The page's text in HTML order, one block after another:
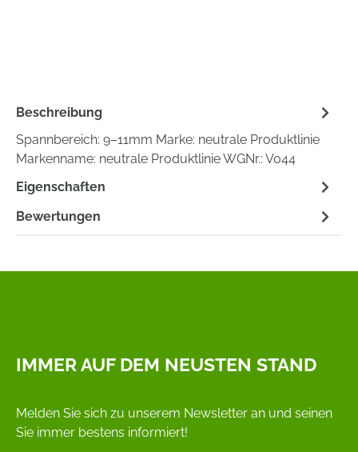
Beschreibung
Spannbereich: 9–11mm Marke: neutrale Produktlinie
Markenname: neutrale Produktlinie WGNr.: V044
Eigenschaften
Bewertungen
IMMER AUF DEM NEUSTEN STAND
Melden Sie sich zu unserem Newsletter an und seinen
Sie immer bestens informiert!